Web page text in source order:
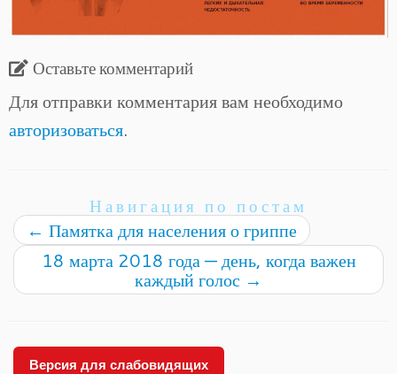
Оставьте комментарий
Для отправки комментария вам необходимо
авторизоваться.
Навигация по постам
← Памятка для населения о гриппе
18 марта 2018 года — день, когда важен
каждый голос →
Версия для слабовидящих